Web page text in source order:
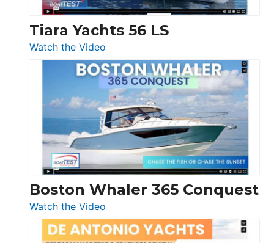
Tiara Yachts 56 LS
Watch the Video
Tiara
Yachts
56
LS
Boston Whaler 365 Conquest
Watch the Video
Boston
Whaler